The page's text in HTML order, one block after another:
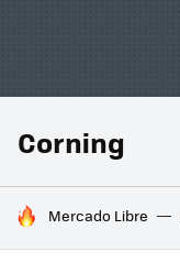
Corning
HOY SE HABLA DE
Mercado Libre